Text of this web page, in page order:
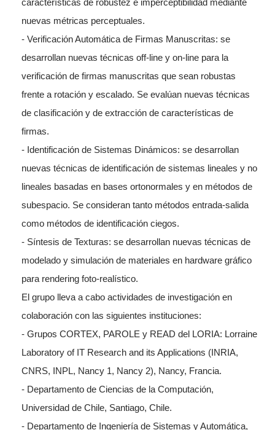
características de robustez e imperceptibilidad mediante
nuevas métricas perceptuales.
- Verificación Automática de Firmas Manuscritas: se
desarrollan nuevas técnicas off-line y on-line para la
verificación de firmas manuscritas que sean robustas
frente a rotación y escalado. Se evalúan nuevas técnicas
de clasificación y de extracción de características de
firmas.
- Identificación de Sistemas Dinámicos: se desarrollan
nuevas técnicas de identificación de sistemas lineales y no
lineales basadas en bases ortonormales y en métodos de
subespacio. Se consideran tanto métodos entrada-salida
como métodos de identificación ciegos.
- Síntesis de Texturas: se desarrollan nuevas técnicas de
modelado y simulación de materiales en hardware gráfico
para rendering foto-realístico.
El grupo lleva a cabo actividades de investigación en
colaboración con las siguientes instituciones:
- Grupos CORTEX, PAROLE y READ del LORIA: Lorraine
Laboratory of IT Research and its Applications (INRIA,
CNRS, INPL, Nancy 1, Nancy 2), Nancy, Francia.
- Departamento de Ciencias de la Computación,
Universidad de Chile, Santiago, Chile.
- Departamento de Ingeniería de Sistemas y Automática,